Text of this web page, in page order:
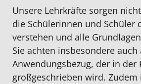
Unsere Lehrkräfte sorgen
die Schülerinnen und Schüler
verstehen und alle
Sie achten insbesondere auch
Anwendungsbezug, der in der
großgeschrieben wird. Zudem